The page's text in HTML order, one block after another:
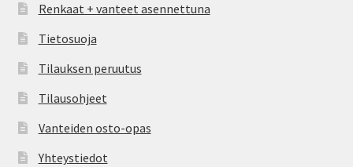
Renkaat + vanteet asennettuna
Tietosuoja
Tilauksen peruutus
Tilausohjeet
Vanteiden osto-opas
Yhteystiedot